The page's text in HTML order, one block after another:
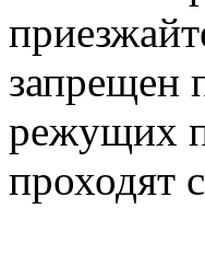
запрещен
режущих
проходят